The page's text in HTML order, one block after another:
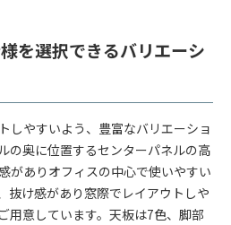
を選択できるバリエーシ
しやすいよう、豊富なバリエーショ
の奥に位置するセンターパネルの高
がありオフィスの中心で使いやすい
抜け感があり窓際でレイアウトしや
用意しています。天板は7色、脚部